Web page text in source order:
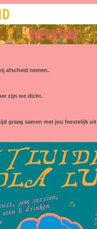
WELKOM
afscheid nemen.
zijn we dicht.
graag samen met jou feestelijk uit